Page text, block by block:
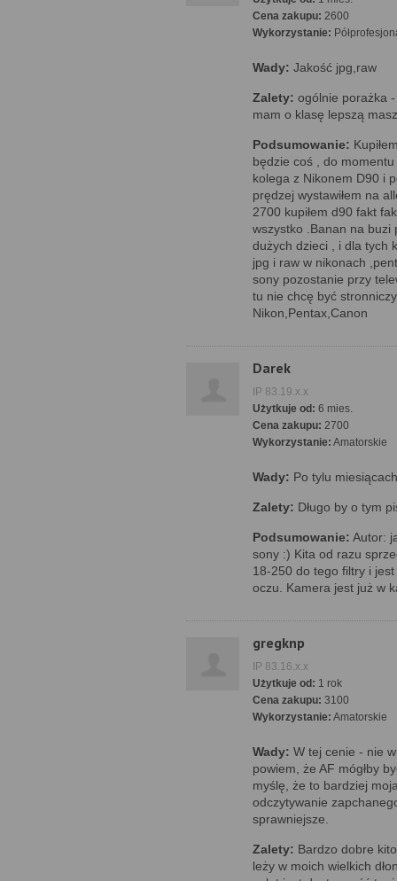
Cena zakupu: 2600
Wykorzystanie:
Wady: Jakość jpg,raw
Zalety: ogólnie porażka -
mam o klasę lepszą
Podsumowanie:
będzie coś , do
kolega z Nikonem D90 i
prędzej wystawiłem na
2700 kupiłem d90 fakt
wszystko .Banan na buzi
dużych dzieci , i dla tych
jpg i raw w nikonach
sony pozostanie przy
tu nie chcę być
Nikon,Pentax,Canon
Darek
IP 83.19.x.x
Użytkuje od: 6 mies.
Cena zakupu: 2700
Wykorzystanie: Amatorskie
Wady: Po tylu
Zalety: Długo by o tym
Podsumowanie: Autor:
sony :) Kita od razu
18-250 do tego filtry i
oczu. Kamera jest już w
gregknp
IP 83.16.x.x
Użytkuje od: 1 rok
Cena zakupu: 3100
Wykorzystanie: Amatorskie
Wady: W tej cenie - nie
powiem, że AF mógłby
myślę, że to bardziej
odczytywanie
sprawniejsze.
Zalety: Bardzo dobre
leży w moich wielkich